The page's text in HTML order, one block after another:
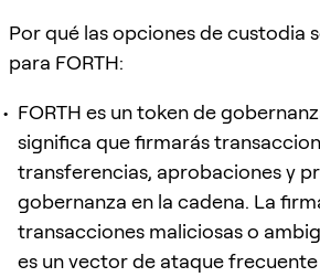
Por qué las opciones de custodia
para FORTH:
FORTH es un token de
significa que firmarás
transferencias, aprobaciones y
gobernanza en la cadena. La
transacciones maliciosas o
es un vector de ataque frecuente